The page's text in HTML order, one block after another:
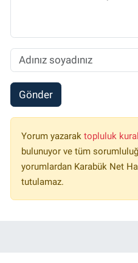
Gönder
Yorum yazarak topluluk
bulunuyor ve tüm
yorumlardan Karabük Net
tutulamaz.